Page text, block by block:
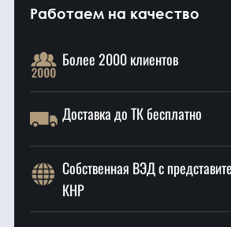
Работаем на качество
Более 2000 клиентов
Доставка до ТК бесплатно
Собственная ВЭД с
КНР